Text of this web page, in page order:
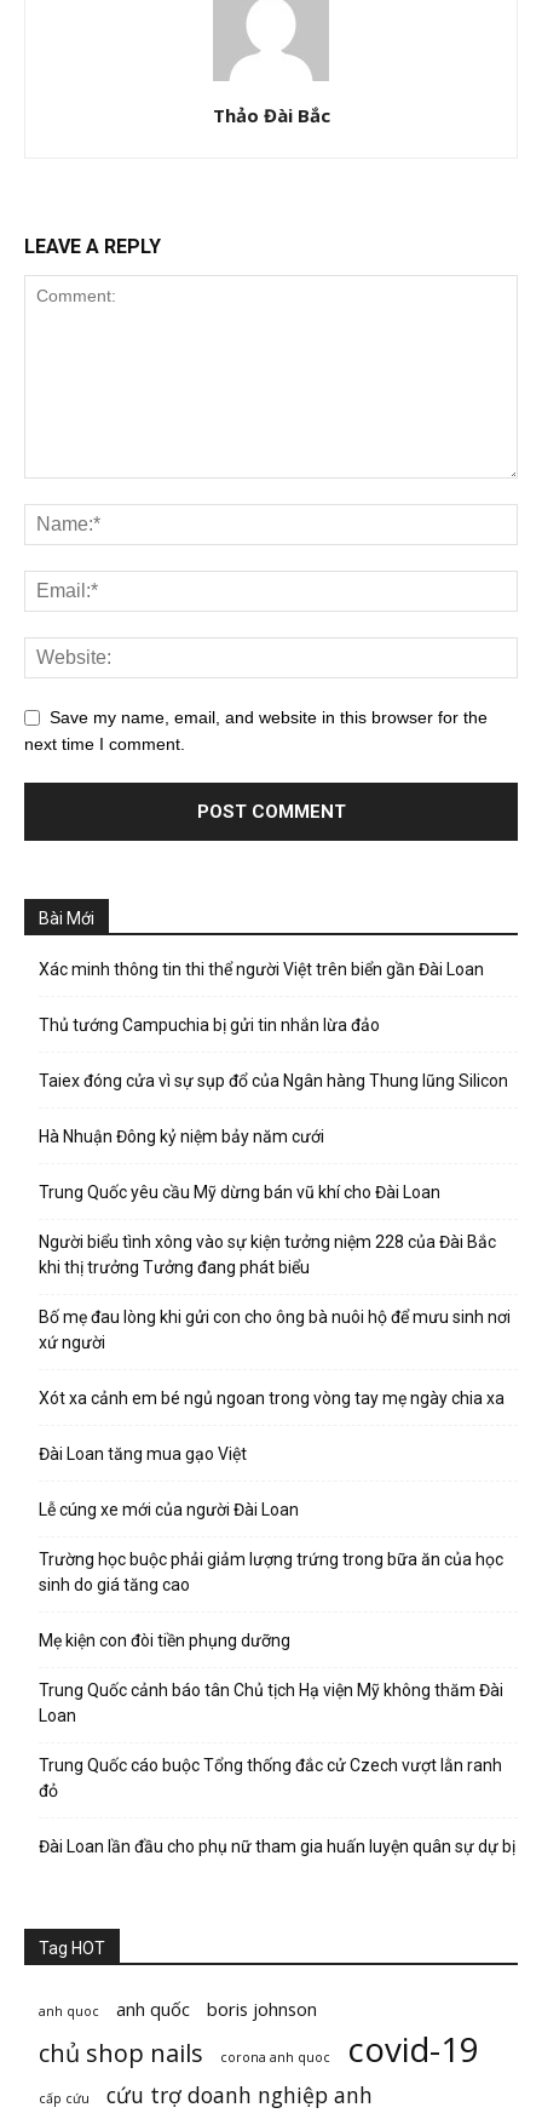
Thảo Đài Bắc
LEAVE A REPLY
Save my name, email, and website in this browser for the
next time I comment.
Bài Mới
Xác minh thông tin thi thể người Việt trên biển gần Đài Loan
Thủ tướng Campuchia bị gửi tin nhắn lừa đảo
Taiex đóng cửa vì sự sụp đổ của Ngân hàng Thung lũng Silicon
Hà Nhuận Đông kỷ niệm bảy năm cưới
Trung Quốc yêu cầu Mỹ dừng bán vũ khí cho Đài Loan
Người biểu tình xông vào sự kiện tưởng niệm 228 của Đài Bắc
khi thị trưởng Tưởng đang phát biểu
Bố mẹ đau lòng khi gửi con cho ông bà nuôi hộ để mưu sinh nơi
xứ người
Xót xa cảnh em bé ngủ ngoan trong vòng tay mẹ ngày chia xa
Đài Loan tăng mua gạo Việt
Lễ cúng xe mới của người Đài Loan
Trường học buộc phải giảm lượng trứng trong bữa ăn của học
sinh do giá tăng cao
Mẹ kiện con đòi tiền phụng dưỡng
Trung Quốc cảnh báo tân Chủ tịch Hạ viện Mỹ không thăm Đài
Loan
Trung Quốc cáo buộc Tổng thống đắc cử Czech vượt lằn ranh
đỏ
Đài Loan lần đầu cho phụ nữ tham gia huấn luyện quân sự dự bị
Tag HOT
anh quoc anh quốc boris johnson
chủ shop nails corona anh quoc covid-19
cấp cứu cứu trợ doanh nghiệp anh